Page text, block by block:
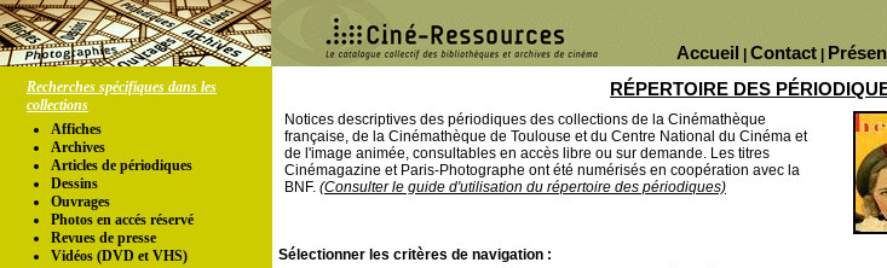
Contact
Accueil
Recherches spécifiques dans les
collections
Affiches
Archives
Articles de périodiques
Dessins
Ouvrages
Photos en accés réservé
Revues de presse
Vidéos (DVD et VHS)
RÉPERTOIRE DES
Notices descriptives des périodiques des collections de la Cinémathèque
française, de la Cinémathèque de Toulouse et du Centre National du Cinéma et
de l'image animée, consultables en accès libre ou sur demande. Les titres
Cinémagazine et Paris-Photographe ont été numérisés en coopération avec la
BNF. (Consulter le guide d'utilisation du répertoire des périodiques)
Sélectionner les critères de navigation :